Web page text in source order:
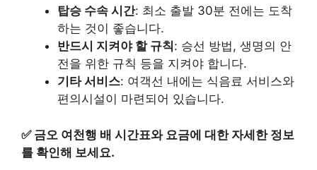
탑승 수속 시간: 최소 출발 30분 전에는 도착
하는 것이 좋습니다.
반드시 지켜야 할 규칙: 승선 방법, 생명의 안
전을 위한 규칙 등을 지켜야 합니다.
기타 서비스: 여객선 내에는 식음료 서비스와
편의시설이 마련되어 있습니다.
✅ 금오 여천행 배 시간표와 요금에 대한 자세한 정보
를 확인해 보세요.